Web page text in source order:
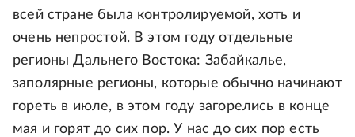
всей стране была контролируемой, хоть и
очень непростой. В этом году отдельные
регионы Дальнего Востока: Забайкалье,
заполярные регионы, которые обычно начинают
гореть в июле, в этом году загорелись в конце
мая и горят до сих пор. У нас до сих пор есть